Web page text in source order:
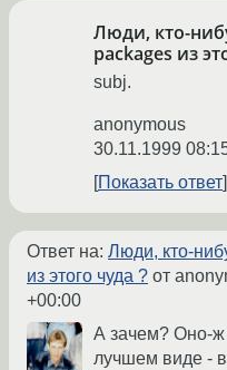
Люди, кто-
packages из
subj.
anonymous
30.11.1999
Показать ответ
Ответ на: Люди, кто-
из этого чуда ? от
+00:00
А зачем? Оно-ж
лучшем виде - в